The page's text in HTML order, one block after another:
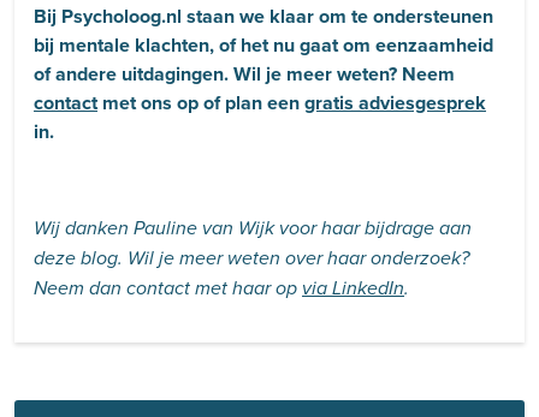
Bij Psycholoog.nl staan we klaar om te ondersteunen
bij mentale klachten, of het nu gaat om eenzaamheid
of andere uitdagingen. Wil je meer weten? Neem
contactmet ons op of plan eengratis adviesgesprek
in.
Wij danken Pauline van Wijk voor haar bijdrage aan
deze blog. Wil je meer weten over haar onderzoek?
Neem dan contact met haar op via LinkedIn.